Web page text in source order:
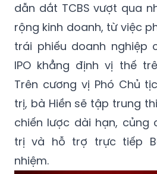
Hiền kết thúc vai trò Tổng
10 năm tại vị. Từ năm
dẫn dắt TCBS vượt qua
rộng kinh doanh, từ việc
trái phiếu doanh nghiệp
IPO khẳng định vị thế
Trên cương vị Phó Chủ
trị, bà Hiền sẽ tập trung
chiến lược dài hạn, củng